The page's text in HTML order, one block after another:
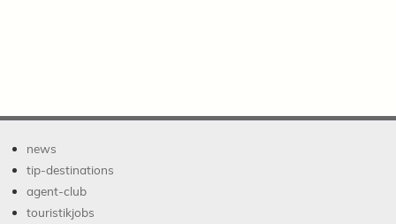
news
tip-destinations
agent-club
touristikjobs